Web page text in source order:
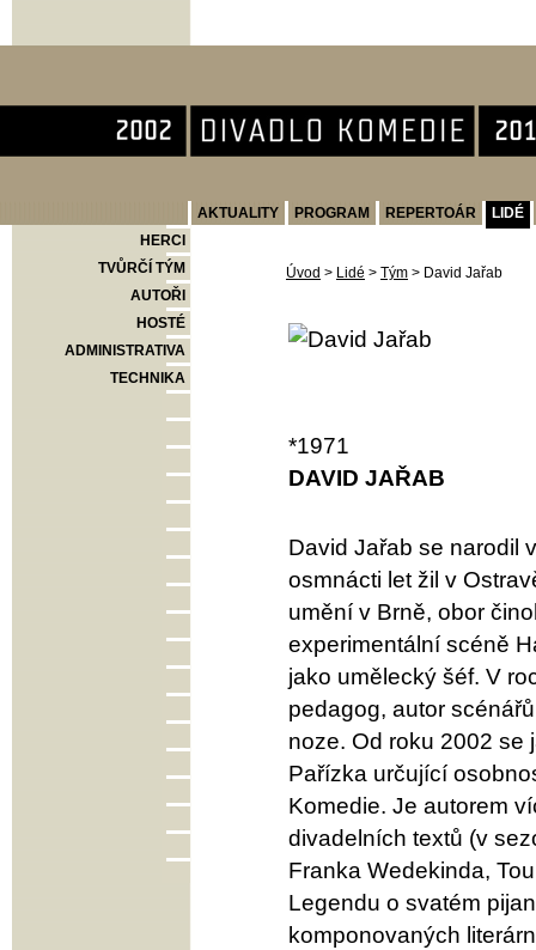
AKTUALITY PROGRAM REPERTOÁR
LIDÉ
HERCI
TVŮRČÍ TÝM
AUTOŘI
HOSTÉ
ADMINISTRATIVA
TECHNIKA
Úvod > Lidé > Tým > David Jařab
*1971
DAVID JAŘAB
David Jařab se narodil
osmnácti let žil v
umění v Brně, obor
experimentální scéně
jako umělecký šéf. V
pedagog, autor
noze. Od roku 2002 se
Pařízka určující
Komedie. Je autorem
divadelních textů (v
Franka Wedekinda,
Legendu o svatém
komponovaných